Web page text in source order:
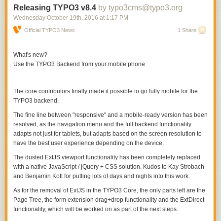
l’argent comme le seul moteur de notre vie. Pourtant, par facilité, nous
nous y abandonnons. Nous travaillons plus pour gagner plus. Nous
l’argent.
des objectifs secondaires, des déclarations d’intention. À nous tromper
nous-mêmes.
que nous n’avons jamais pris la peine d’explorer, de conscientiser ?
Car sinous voulons changer le monde
faut se fixer un réel objectif principal avec une observable digne de lui.
Photo parGlenn Halog.
Ce texte est a été publié grâce à votre soutien régulier surTipeeeet sur
Paypal. Je suis@ploum , blogueur, écrivain, conférencier et futurologue.
Vous pouvez me suivre surFacebook,Mediumoume contacter.
Ce texte est publié sous la licenceCC-By BE.
Releasing TYPO3 v8.4 by typo3cms@typo3.org
Wednesday October 19th, 2016 at 1:17 PM
Official TYPO3 News 1 Share
What's new?
Use the TYPO3 Backend from your mobile phone
The core contributors finally made it possible to go fully mobile for the
TYPO3 backend.
The fine line between "responsive" and a mobile-ready version has been
resolved, as the navigation menu and the full backend functionality
adapts not just for tablets, but adapts based on the screen resolution to
have the best user experience depending on the device.
The dusted ExtJS viewport functionality has been completely replaced
with a native JavaScript / jQuery + CSS solution. Kudos to Kay Strobach
and Benjamin Kott for putting lots of days and nights into this work.
As for the removal of ExtJS in the TYPO3 Core, the only parts left are the
Page Tree, the form extension drag+drop functionality and the ExtDirect
functionality, which will be worked on as part of the next steps.